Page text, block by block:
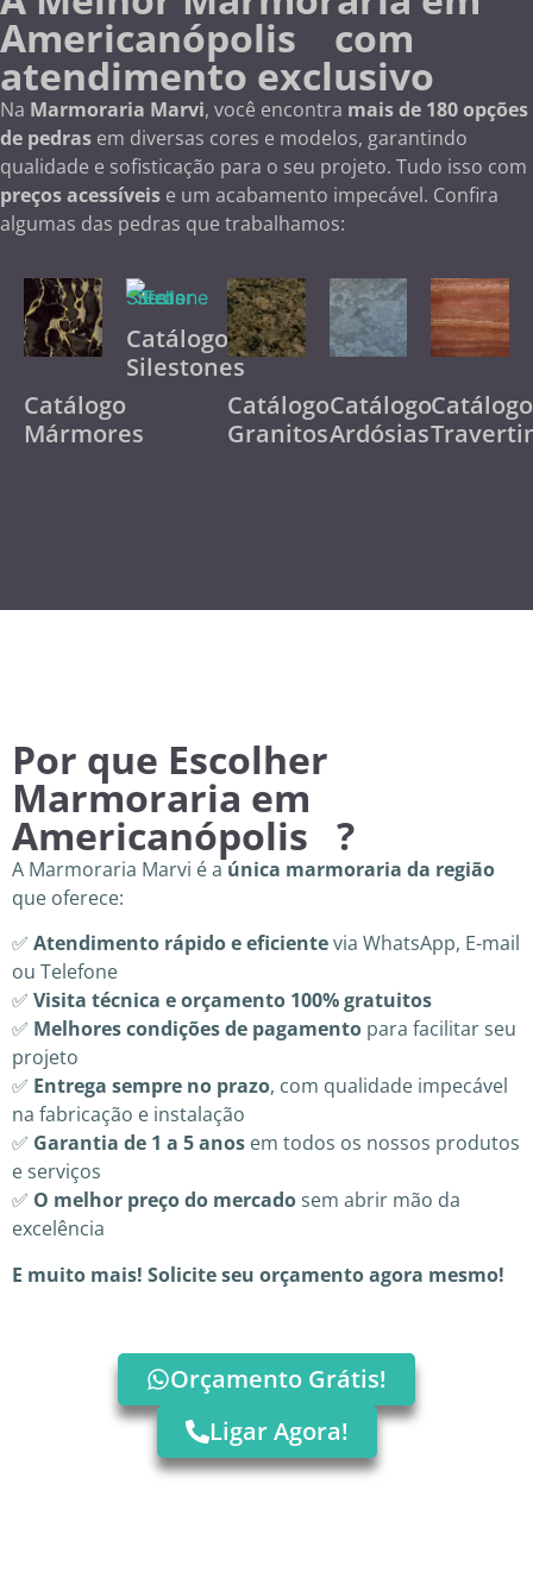
Americanópolis com
atendimento exclusivo
Na Marmoraria Marvi, você encontra mais de 180 opções
de pedras em diversas cores e modelos, garantindo
qualidade e sofisticação para o seu projeto. Tudo isso com
preços acessíveis e um acabamento impecável. Confira
algumas das pedras que trabalhamos:
Catálogo
Mármores
Catálogo
Silestones
Catálogo
Granitos
Catálogo
Ardósias
Catálogo
Por que Escolher
Marmoraria em
Americanópolis ?
A Marmoraria Marvi é a única marmoraria da região
que oferece:
✅ Atendimento rápido e eficientevia WhatsApp, E-mail
ou Telefone
✅ Visita técnica e orçamento 100% gratuitos
✅ Melhores condições de pagamento para facilitar seu
projeto
✅ Entrega sempre no prazo, com qualidade impecável
na fabricação e instalação
✅ Garantia de 1 a 5 anos em todos os nossos produtos
e serviços
✅ O melhor preço do mercadosem abrir mão da
excelência
E muito mais! Solicite seu orçamento agora mesmo!
Orçamento Grátis!
Ligar Agora!